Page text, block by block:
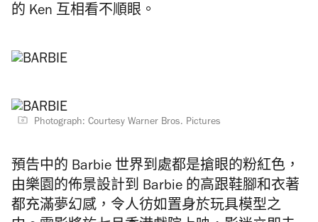
的 Ken 互相看不順眼。
Photograph: Courtesy Warner Bros. Pictures
預告中的 Barbie 世界到處都是搶眼的粉紅色，
由樂園的佈景設計到 Barbie 的高跟鞋腳和衣著
都充滿夢幻感，令人彷如置身於玩具模型之